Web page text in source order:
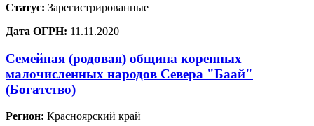
Статус: Зарегистрированные
Дата ОГРН: 11.11.2020
Семейная (родовая) община коренных
малочисленных народов Севера "Баай"
(Богатство)
Регион: Красноярский край